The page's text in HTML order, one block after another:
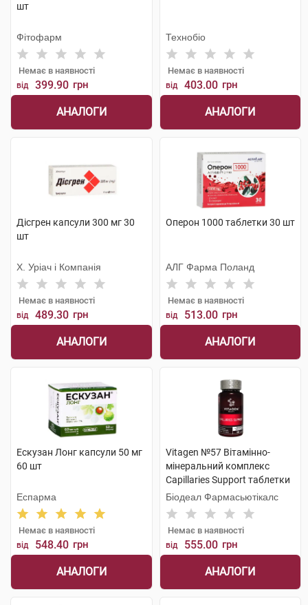
шт
Фітофарм
Немає в наявності
від 399.90 грн
АНАЛОГИ
Технобіо
Немає в наявності
від 403.00 грн
АНАЛОГИ
Дісгрен капсули 300 мг 30
шт
Х. Уріач і Компанія
Немає в наявності
від 489.30 грн
АНАЛОГИ
Оперон 1000 таблетки 30 шт
АЛГ Фарма Поланд
Немає в наявності
від 513.00 грн
АНАЛОГИ
Ескузан Лонг капсули 50 мг
60 шт
Еспарма
Немає в наявності
від 548.40 грн
АНАЛОГИ
Vitagen №57 Вітамінно-
мінеральний комплекс
Capillaries Support таблетки
60 шт
Біодеал Фармасьютікалс
Немає в наявності
від 555.00 грн
АНАЛОГИ